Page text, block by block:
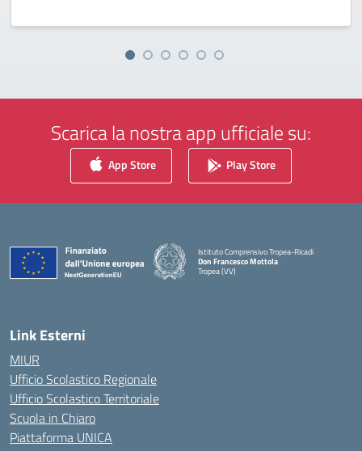
Scarica la nostra app ufficiale su:
App Store Play Store
Istituto Comprensivo Tropea-Ricadi
Don Francesco Mottola
Tropea (VV)
— Visita la pagina iniziale della scuola
Link Esterni
MIUR
Ufficio Scolastico Regionale
Ufficio Scolastico Territoriale
Scuola in Chiaro
Piattaforma UNICA